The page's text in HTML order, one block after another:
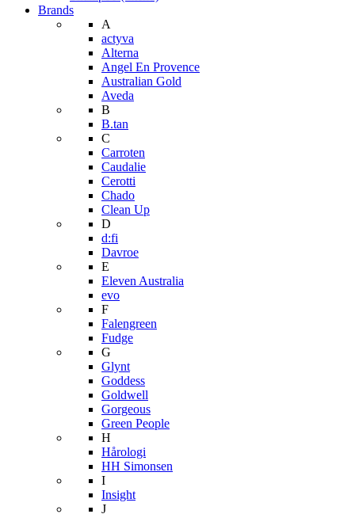
Brands
A
actyva
Alterna
Angel En Provence
Australian Gold
Aveda
B
B.tan
C
Carroten
Caudalie
Cerotti
Chado
Clean Up
D
d:fi
Davroe
E
Eleven Australia
evo
F
Falengreen
Fudge
G
Glynt
Goddess
Goldwell
Gorgeous
Green People
H
Hårologi
HH Simonsen
I
Insight
J